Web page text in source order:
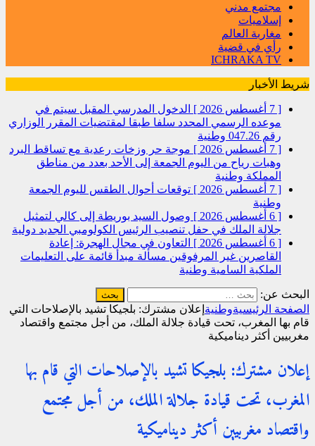
مجتمع مدني
إسلاميات
مغاربة العالم
رأي في قضية
ICHRAKA TV
شريط الأخبار
[ 7 أغسطس 2026 ]
الدخول المدرسي المقبل سیتم في
موعده الرسمي المحدد سلفا طبقا لمقتضیات المقرر الوزاري
رقم 047.26
وطنية
[ 7 أغسطس 2026 ]
موجة حر وزخات رعدية مع تساقط البرد
وهبات رياح من اليوم الجمعة إلى الأحد بعدد من مناطق
المملكة وطنية
[ 7 أغسطس 2026 ]
توقعات أحوال الطقس لليوم الجمعة
وطنية
[ 6 أغسطس 2026 ]
وصول السيد بوريطة إلى كالي لتمثيل
جلالة الملك في حفل تنصيب الرئيس الكولومبي الجديد دولية
[ 6 أغسطس 2026 ]
التعاون في مجال الهجرة: إعادة
القاصرين غير المرفوقين مسألة مبدأ قائمة على التعليمات
الملكية السامية وطنية
البحث عن:
الصفحة الرئيسيةوطنية إعلان مشترك: بلجيكا تشيد بالإصلاحات التي
قام بها المغرب، تحت قيادة جلالة الملك، من أجل مجتمع واقتصاد
مغربيين أكثر ديناميكية
إعلان مشترك: بلجيكا تشيد بالإصلاحات التي قام بها
المغرب، تحت قيادة جلالة الملك، من أجل مجتمع
واقتصاد مغربيين أكثر ديناميكية